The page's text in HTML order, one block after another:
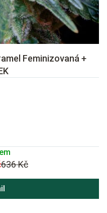
Feminizovaná +
636 Kč